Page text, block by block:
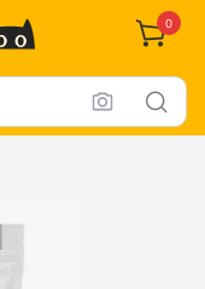
0